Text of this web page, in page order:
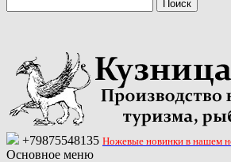
+79875548135 Ножевые новинки в нашем
Основное меню